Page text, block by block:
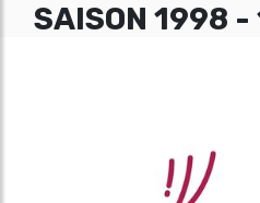
SAISON 1998 -